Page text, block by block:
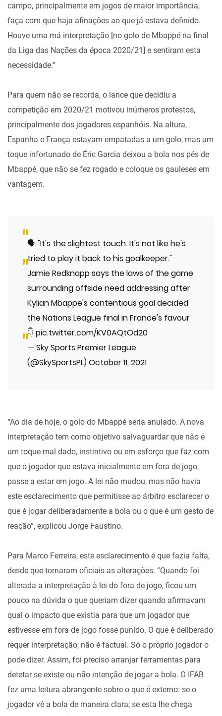
campo, principalmente em jogos de maior importância,
faça com que haja afinações ao que já estava definido.
Houve uma má interpretação [no golo de Mbappé na final
da Liga das Nações da época 2020/21] e sentiram esta
necessidade.”
Para quem não se recorda, o lance que decidiu a
competição em 2020/21 motivou inúmeros protestos,
principalmente dos jogadores espanhóis. Na altura,
Espanha e França estavam empatadas a um golo, mas um
toque infortunado de Éric Garcia deixou a bola nos pés de
Mbappé, que não se fez rogado e coloque os gauleses em
vantagem.
🗣 "It's the slightest touch. It's not like he's
tried to play it back to his goalkeeper."
Jamie Redknapp says the laws of the game
surrounding offside need addressing after
Kylian Mbappe's contentious goal decided
the Nations League final in France's favour
👇 pic.twitter.com/KV0AQtOd20
— Sky Sports Premier League
(@SkySportsPL)October 11, 2021
“Ao dia de hoje, o golo do Mbappé seria anulado. A nova
interpretação tem como objetivo salvaguardar que não é
um toque mal dado, instintivo ou em esforço que faz com
que o jogador que estava inicialmente em fora de jogo,
passe a estar em jogo. A lei não mudou, mas não havia
este esclarecimento que permitisse ao árbitro esclarecer o
que é jogar deliberadamente a bola ou o que é um gesto de
reação”, explicou Jorge Faustino.
Para Marco Ferreira, este esclarecimento é que fazia falta,
desde que tornaram oficiais as alterações. “Quando foi
alterada a interpretação à lei do fora de jogo, ficou um
pouco na dúvida o que queriam dizer quando afirmavam
qual o impacto que existia para que um jogador que
estivesse em fora de jogo fosse punido. O que é deliberado
requer interpretação, não é factual. Só o próprio jogador o
pode dizer. Assim, foi preciso arranjar ferramentas para
detetar se existe ou não intenção de jogar a bola. O IFAB
fez uma leitura abrangente sobre o que é externo: se o
jogador vê a bola de maneira clara; se esta lhe chega